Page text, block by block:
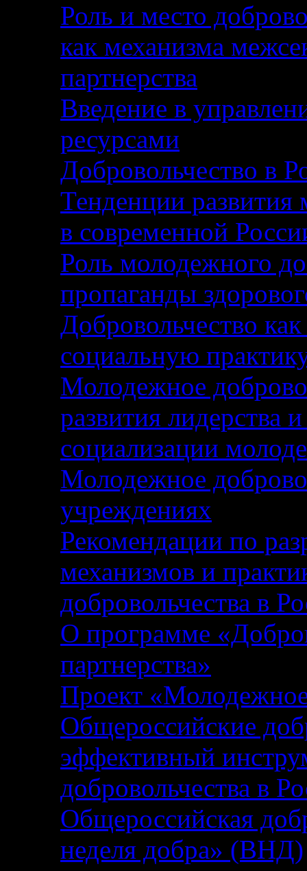
Роль и место
как механизма
партнерства
Введение в
ресурсами
Добровольчество в
Тенденции развития
в современной
Роль молодежного
пропаганды
Добровольчество
социальную
Молодежное
развития лидерства
социализации
Молодежное
учреждениях
Рекомендации по
механизмов и
добровольчества в
О программе
партнерства»
Проект «Молодежное
Общероссийские
эффективный
добровольчества в
Общероссийская
неделя добра» (ВНД)